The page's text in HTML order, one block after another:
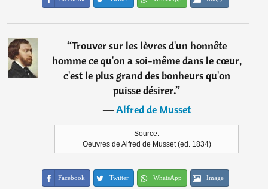
“Trouver sur les lèvres d'un honnête
homme ce qu'on a soi-même dans le cœur,
c'est le plus grand des bonheurs qu'on
puisse désirer.”
―Alfred de Musset
Source:
Oeuvres de Alfred de Musset (ed. 1834)
Facebook Twitter WhatsApp Image